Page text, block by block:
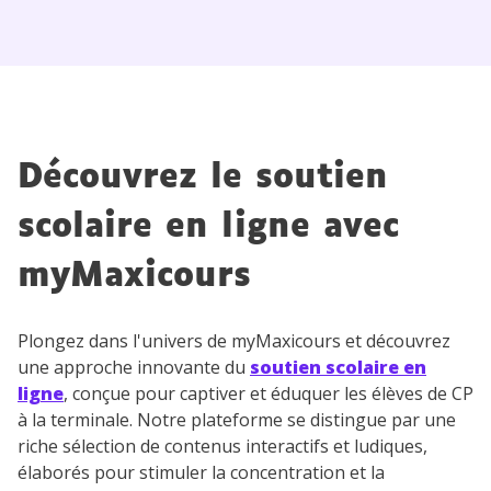
Découvrez le soutien
scolaire en ligne avec
myMaxicours
Plongez dans l'univers de myMaxicours et découvrez
une approche innovante du soutien scolaire en
ligne, conçue pour captiver et éduquer les élèves de CP
à la terminale. Notre plateforme se distingue par une
riche sélection de contenus interactifs et ludiques,
élaborés pour stimuler la concentration et la
en savoir plus sur la gestion de vos données
personnelles et pour exercer vos droits, vous pouvez
consulter
notre charte.